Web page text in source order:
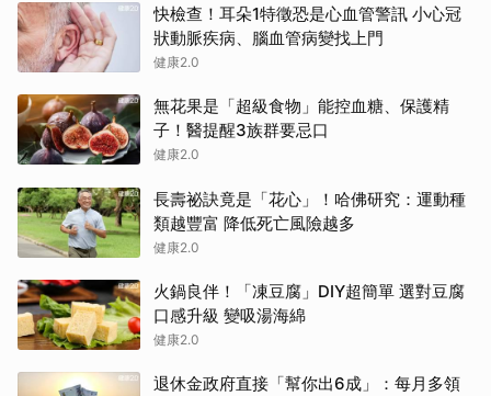
快檢查！耳朵1特徵恐是心血管警訊 小心冠
狀動脈疾病、腦血管病變找上門
健康2.0
無花果是「超級食物」能控血糖、保護精
子！醫提醒3族群要忌口
健康2.0
長壽祕訣竟是「花心」！哈佛研究：運動種
類越豐富 降低死亡風險越多
健康2.0
火鍋良伴！「凍豆腐」DIY超簡單 選對豆腐
口感升級 變吸湯海綿
健康2.0
退休金政府直接「幫你出6成」：每月多領